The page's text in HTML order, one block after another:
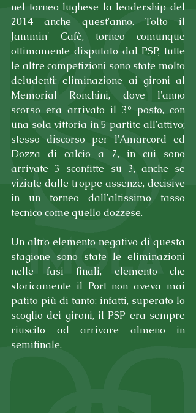
nel torneo lughese la leadership del
2014 anche quest'anno. Tolto il
Jammin' Cafè, torneo comunque
ottimamente disputato dal PSP, tutte
le altre competizioni sono state molto
deludenti: eliminazione ai gironi al
Memorial Ronchini, dove l'anno
scorso era arrivato il 3° posto, con
una sola vittoria in 5 partite all'attivo;
stesso discorso per l'Amarcord ed
Dozza di calcio a 7, in cui sono
arrivate 3 sconfitte su 3, anche se
viziate dalle troppe assenze, decisive
in un torneo dall'altissimo tasso
tecnico come quello dozzese.
Un altro elemento negativo di questa
stagione sono state le eliminazioni
nelle fasi finali, elemento che
storicamente il Port non aveva mai
patito più di tanto: infatti, superato lo
scoglio dei gironi, il PSP era sempre
riuscito ad arrivare almeno in
semifinale.